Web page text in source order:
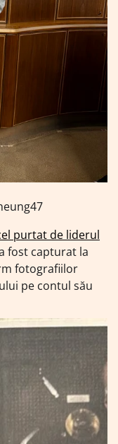
purtat de liderul
fost capturat la
fotografiilor
pe contul său